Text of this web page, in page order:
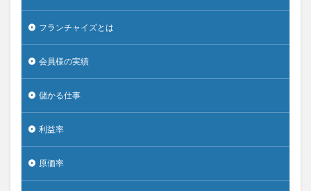
フランチャイズとは
会員様の実績
儲かる仕事
利益率
原価率